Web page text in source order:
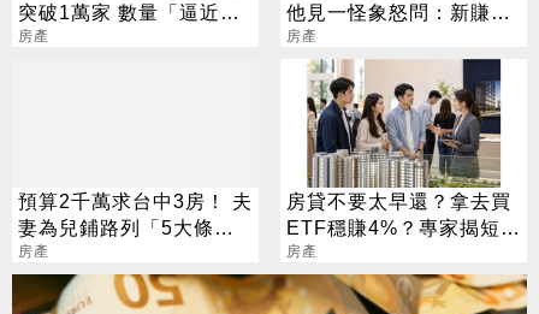
突破1萬家 數量「逼近直
營超商」
房產
他見一怪象怒問：新賺錢
手法？
房產
預算2千萬求台中3房！ 夫
妻為兒鋪路列「5大條
件」 網秒推這區
房產
房貸不要太早還？拿去買
ETF穩賺4%？專家揭短影
音沒說完的真相
房產